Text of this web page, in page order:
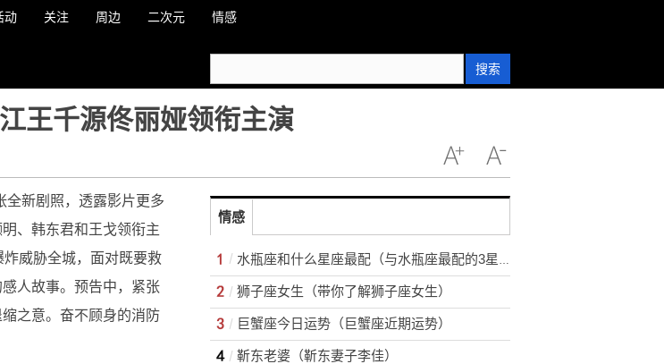
动 关注 周边 二次元 情感
搜索
王千源佟丽娅领衔主演
全新剧照，透露影片更多
、韩东君和王戈领衔主
威胁全城，面对既要救
人故事。预告中，紧张
之意。奋不顾身的消防
情感
水瓶座和什么星座最配（与水瓶座最配的3星座）
狮子座女生（带你了解狮子座女生）
巨蟹座今日运势（巨蟹座近期运势）
靳东老婆（靳东妻子李佳）